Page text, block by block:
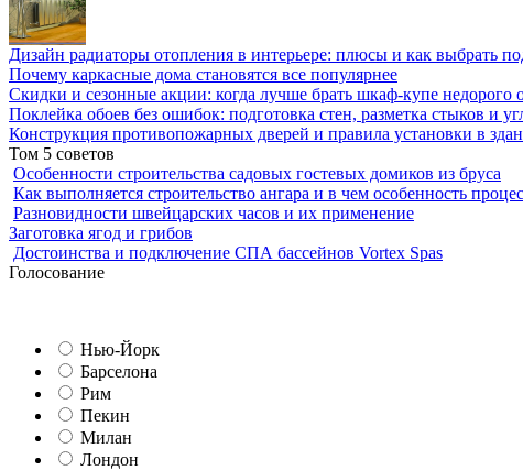
Дизайн радиаторы отопления в интерьере: плюсы и как выбрать
Почему каркасные дома становятся все популярнее
Скидки и сезонные акции: когда лучше брать шкаф-купе недорого
Поклейка обоев без ошибок: подготовка стен, разметка стыков и
Конструкция противопожарных дверей и правила установки в
Том 5 советов
Особенности строительства садовых гостевых домиков из бруса
Как выполняется строительство ангара и в чем особенность
Разновидности швейцарских часов и их применение
Заготовка ягод и грибов
Достоинства и подключение СПА бассейнов Vortex Spas
Голосование
Нью-Йорк
Барселона
Рим
Пекин
Милан
Лондон